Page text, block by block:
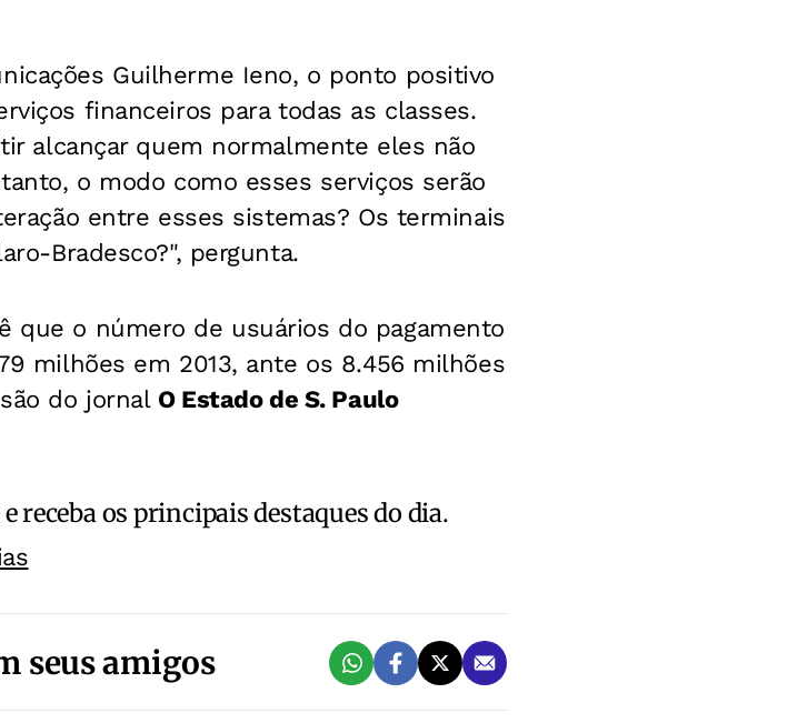
Guilherme Ieno, o ponto positivo
financeiros para todas as classes.
alcançar quem normalmente eles não
o modo como esses serviços serão
entre esses sistemas? Os terminais
Bradesco?", pergunta.
que o número de usuários do pagamento
milhões em 2013, ante os 8.456 milhões
do jornal O Estado de S. Paulo
e receba os principais destaques do dia.
seus amigos